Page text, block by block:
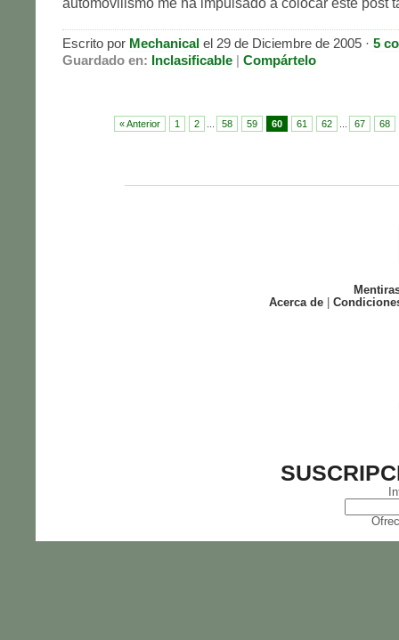
automovilismo me ha impulsado a colocar este post
Escrito por Mechanical el 29 de Diciembre de 2005 · 5
Guardado en: Inclasificable | Compártelo
« Anterior 1 2 58 59 60 61 62 67 68
Acerca de